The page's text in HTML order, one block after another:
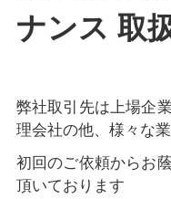
ナンス 取
弊社取引先は上場企
理会社の他、様々な
初回のご依頼からお
頂いております